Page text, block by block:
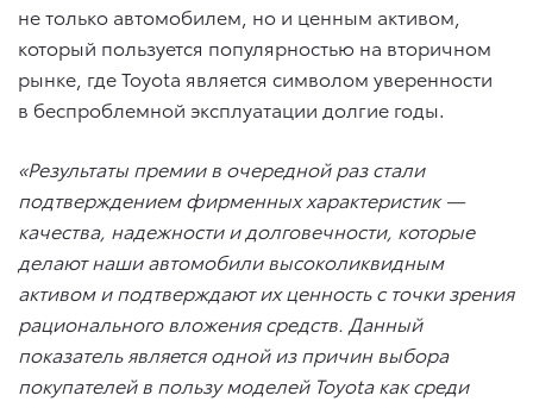
не только автомобилем, но и ценным активом,
который пользуется популярностью на вторичном
рынке, где Toyota является символом уверенности
в беспроблемной эксплуатации долгие годы.
«Результаты премии в очередной раз стали
подтверждением фирменных характеристик —
качества, надежности и долговечности, которые
делают наши автомобили высоколиквидным
активом и подтверждают их ценность с точки зрения
рационального вложения средств. Данный
показатель является одной из причин выбора
покупателей в пользу моделей Toyota как среди